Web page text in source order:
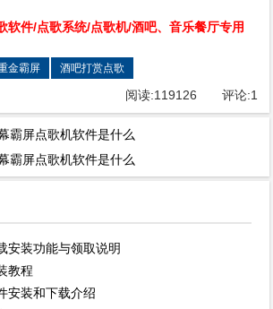
软件/点歌系统/点歌机/酒吧、音乐餐厅专用
金霸屏 酒吧打赏点歌
阅读:119126 评论:1
霸屏点歌机软件是什么
霸屏点歌机软件是什么
安装功能与领取说明
教程
安装和下载介绍